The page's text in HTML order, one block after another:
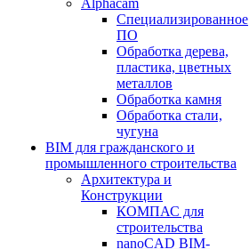
Alphacam
Специализированное
ПО
Обработка дерева,
пластика, цветных
металлов
Обработка камня
Обработка стали,
чугуна
BIM для гражданского и
промышленного строительства
Архитектура и
Конструкции
КОМПАС для
строительства
nanoCAD BIM-